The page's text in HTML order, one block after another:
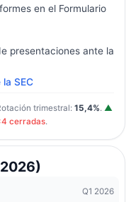
en el Formulario
presentaciones ante la
SEC
trimestral: 15,4%. ▲
cerradas.
Q1 2026